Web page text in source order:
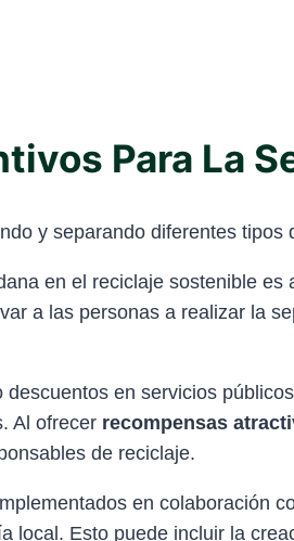
Para La
en el reciclaje sostenible
a las personas a realizar la
en servicios
Al ofrecer recompensas
de reciclaje.
en colaboración
local. Esto puede incluir la